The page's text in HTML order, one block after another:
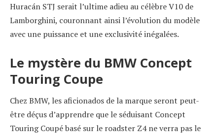
Huracán STJ serait l’ultime adieu au célèbre V10 de
Lamborghini, couronnant ainsi l’évolution du modèle
avec une puissance et une exclusivité inégalées.
Le mystère du BMW Concept
Touring Coupe
Chez BMW, les aficionados de la marque seront peut-
être déçus d’apprendre que le séduisant Concept
Touring Coupé basé sur le roadster Z4 ne verra pas le